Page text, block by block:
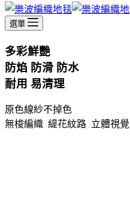
選單
多彩鮮艷
防焰 防滑 防水
耐用 易清理
原色線紗不掉色
無梭編織 緹花紋路 立體視覺